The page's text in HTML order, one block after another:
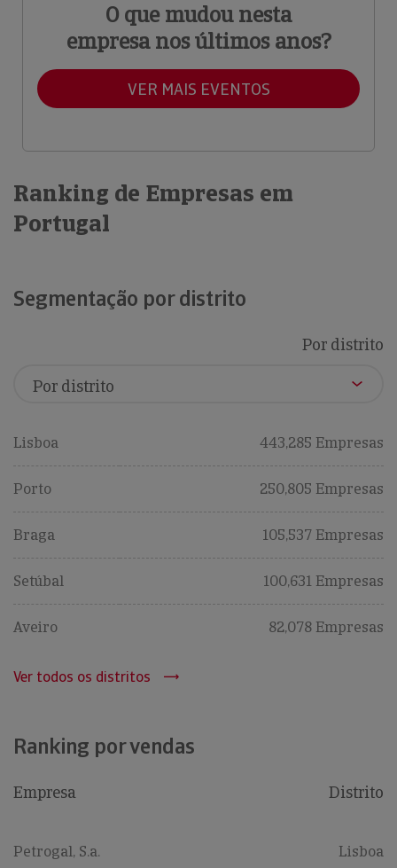
O que mudou nesta
empresa nos últimos anos?
VER MAIS EVENTOS
Ranking de Empresas em
Portugal
Segmentação por distrito
Por distrito
Lisboa 443,285 Empresas
Porto 250,805 Empresas
Braga 105,537 Empresas
Setúbal 100,631 Empresas
Aveiro 82,078 Empresas
Ver todos os distritos
Ranking por vendas
Empresa Distrito
Petrogal, S.a. Lisboa